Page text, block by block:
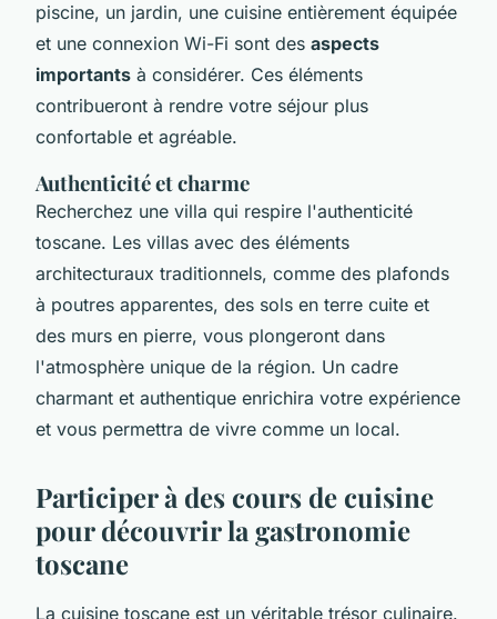
piscine, un jardin, une cuisine entièrement équipée
et une connexion Wi-Fi sont des aspects
importants à considérer. Ces éléments
contribueront à rendre votre séjour plus
confortable et agréable.
Authenticité et charme
Recherchez une villa qui respire l'authenticité
toscane. Les villas avec des éléments
architecturaux traditionnels, comme des plafonds
à poutres apparentes, des sols en terre cuite et
des murs en pierre, vous plongeront dans
l'atmosphère unique de la région. Un cadre
charmant et authentique enrichira votre expérience
et vous permettra de vivre comme un local.
Participer à des cours de cuisine
pour découvrir la gastronomie
toscane
La cuisine toscane est un véritable trésor culinaire.